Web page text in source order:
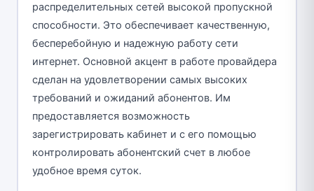
распределительных сетей высокой пропускной
способности. Это обеспечивает качественную,
бесперебойную и надежную работу сети
интернет. Основной акцент в работе провайдера
сделан на удовлетворении самых высоких
требований и ожиданий абонентов. Им
предоставляется возможность
зарегистрировать кабинет и с его помощью
контролировать абонентский счет в любое
удобное время суток.